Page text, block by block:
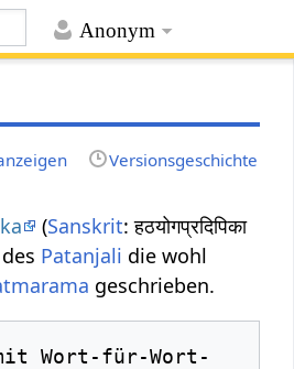
Anonym
Versionsgeschichte
(Sanskrit: हठयोगप्रदिपिका
des Patanjali die wohl
geschrieben.